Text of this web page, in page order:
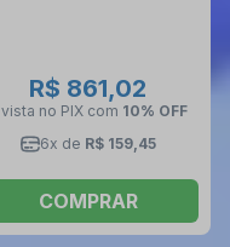
R$ 861,02
vista no PIX com 10% OFF
6x de R$ 159,45
COMPRAR